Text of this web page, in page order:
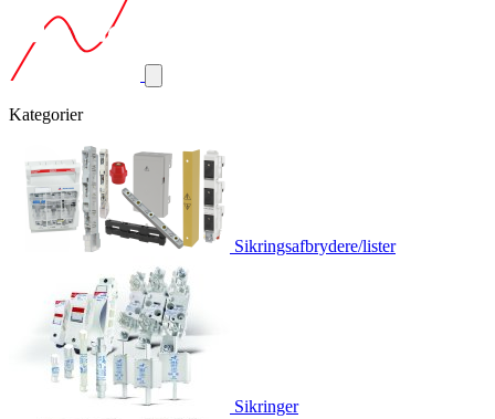
Kategorier
Sikringsafbrydere/lister
Sikringer